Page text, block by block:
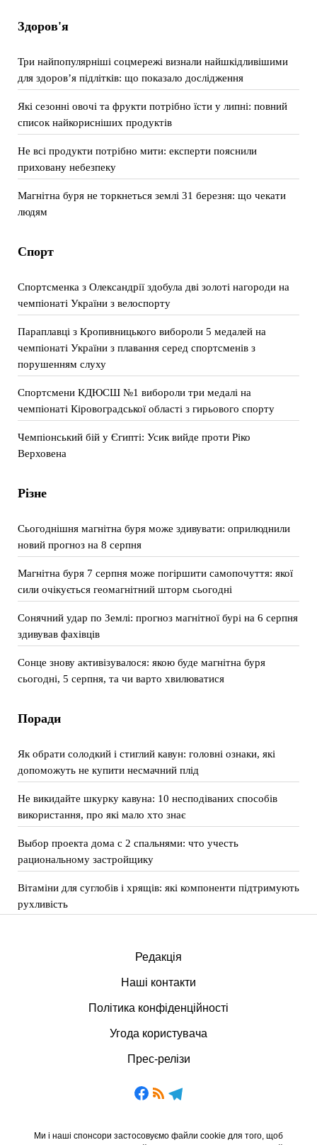
Здоров'я
Три найпопулярніші соцмережі визнали найшкідливішими
для здоров’я підлітків: що показало дослідження
Які сезонні овочі та фрукти потрібно їсти у липні: повний
список найкорисніших продуктів
Не всі продукти потрібно мити: експерти пояснили
приховану небезпеку
Магнітна буря не торкнеться землі 31 березня: що чекати
людям
Спорт
Спортсменка з Олександрії здобула дві золоті нагороди на
чемпіонаті України з велоспорту
Параплавці з Кропивницького вибороли 5 медалей на
чемпіонаті України з плавання серед спортсменів з
порушенням слуху
Спортсмени КДЮСШ №1 вибороли три медалі на
чемпіонаті Кіровоградської області з гирьового спорту
Чемпіонський бій у Єгипті: Усик вийде проти Ріко
Верховена
Різне
Сьогоднішня магнітна буря може здивувати: оприлюднили
новий прогноз на 8 серпня
Магнітна буря 7 серпня може погіршити самопочуття: якої
сили очікується геомагнітний шторм сьогодні
Сонячний удар по Землі: прогноз магнітної бурі на 6 серпня
здивував фахівців
Сонце знову активізувалося: якою буде магнітна буря
сьогодні, 5 серпня, та чи варто хвилюватися
Поради
Як обрати солодкий і стиглий кавун: головні ознаки, які
допоможуть не купити несмачний плід
Не викидайте шкурку кавуна: 10 несподіваних способів
використання, про які мало хто знає
Выбор проекта дома с 2 спальнями: что учесть
рациональному застройщику
Вітаміни для суглобів і хрящів: які компоненти підтримують
рухливість
Редакція
Наші контакти
Політика конфіденційності
Угода користувача
Прес-релізи
Ми і наші спонсори застосовуємо файли cookie для того, щоб